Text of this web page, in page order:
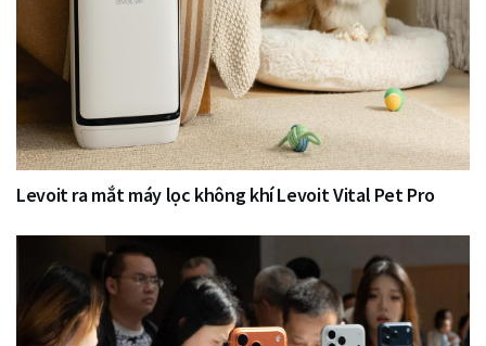
Levoit ra mắt máy lọc không khí Levoit Vital Pet Pro